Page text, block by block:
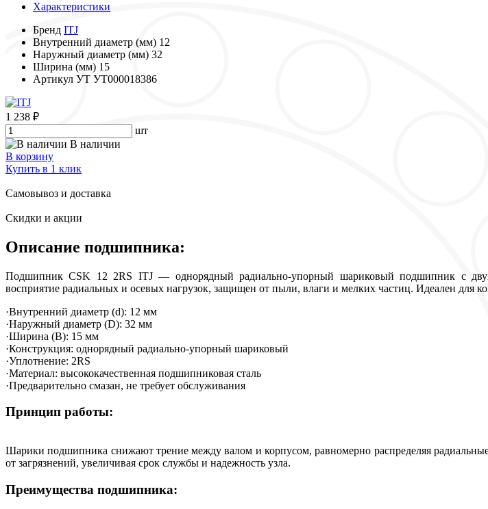
Характеристики
Бренд ITJ
Внутренний диаметр (мм) 12
Наружный диаметр (мм) 32
Ширина (мм) 15
Артикул УТ УТ000018386
1 238 ₽
шт
В наличии
В корзину
Купить в 1 клик
Самовывоз и доставка
Скидки и акции
Описание подшипника:
Подшипник CSK 12 2RS ITJ — однорядный радиально-упорный шариковый подшипник с
восприятие радиальных и осевых нагрузок, защищен от пыли, влаги и мелких частиц. Идеален для
·Внутренний диаметр (d): 12 мм
·Наружный диаметр (D): 32 мм
·Ширина (B): 15 мм
·Конструкция: однорядный радиально-упорный шариковый
·Уплотнение: 2RS
·Материал: высококачественная подшипниковая сталь
·Предварительно смазан, не требует обслуживания
Принцип работы:
Шарики подшипника снижают трение между валом и корпусом, равномерно распределяя
от загрязнений, увеличивая срок службы и надежность узла.
Преимущества подшипника: